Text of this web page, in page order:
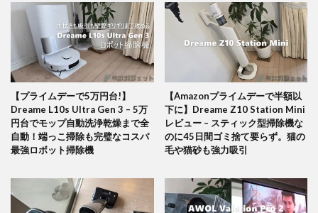
【プライムデーで5万円台!】
Dreame L10s Ultra Gen 3 – 5万
円台でモップ自動洗浄乾燥まで全
自動！端っこ掃除も完璧なコスパ
最強ロボット掃除機
【Amazonプライムデーで半額以
下に】Dreame Z10 Station Mini
レビュー – スティック型掃除機な
のに45日間ゴミ捨て要らず。猫の
毛や猫砂も強力吸引